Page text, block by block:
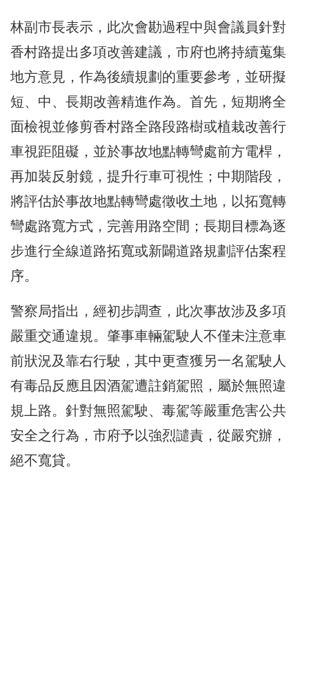
林副市長表示，此次會勘過程中與會議員針對
香村路提出多項改善建議，市府也將持續蒐集
地方意見，作為後續規劃的重要參考，並研擬
短、中、長期改善精進作為。首先，短期將全
面檢視並修剪香村路全路段路樹或植栽改善行
車視距阻礙，並於事故地點轉彎處前方電桿，
再加裝反射鏡，提升行車可視性；中期階段，
將評估於事故地點轉彎處徵收土地，以拓寬轉
彎處路寬方式，完善用路空間；長期目標為逐
步進行全線道路拓寬或新闢道路規劃評估案程
序。
警察局指出，經初步調查，此次事故涉及多項
嚴重交通違規。肇事車輛駕駛人不僅未注意車
前狀況及靠右行駛，其中更查獲另一名駕駛人
有毒品反應且因酒駕遭註銷駕照，屬於無照違
規上路。針對無照駕駛、毒駕等嚴重危害公共
安全之行為，市府予以強烈譴責，從嚴究辦，
絕不寬貸。